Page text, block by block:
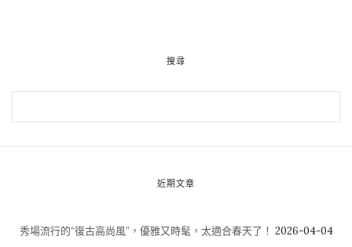
搜尋
近期文章
秀場流行的“復古高尚風”，優雅又時髦，太適合春天了！ 2026-04-04